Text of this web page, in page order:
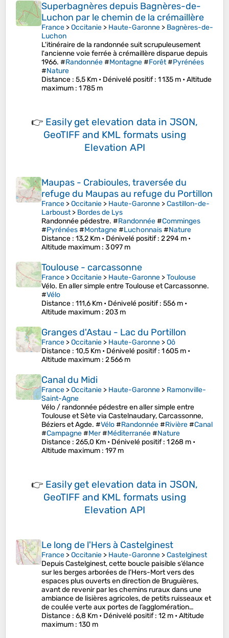
Superbagnères depuis Bagnères-de-
Luchon par le chemin de la crémaillère
France >Occitanie > Haute-Garonne > Bagnères-de-
Luchon
L'itinéraire de la randonnée suit scrupuleusement
l'ancienne voie ferrée à crémaillère disparue depuis
1966. #Randonnée#Montagne#Forêt#Pyrénées
#Nature
Distance : 5,5 Km • Dénivelé positif: 1 135 m •Altitude
maximum : 1 785 m
👉 Easily get elevation data in JSON,
GeoTIFF and KML formats using
Elevation API
Maupas - Crabioules, traversée du
refuge du Maupas au refuge du Portillon
France >Occitanie > Haute-Garonne >Castillon-de-
Larboust> Bordes de Lys
Randonnée pédestre. #Randonnée#Comminges
#Pyrénées#Montagne#Luchonnais#Nature
Distance : 13,2 Km • Dénivelé positif: 2 294 m •
Altitude maximum : 3 097 m
Toulouse - carcassonne
France >Occitanie > Haute-Garonne >Toulouse
Vélo. En aller simple entre Toulouse et Carcassonne.
#Vélo
Distance : 111,6 Km • Dénivelé positif: 556 m •
Altitude maximum : 203 m
Granges d'Astau - Lac du Portillon
France >Occitanie > Haute-Garonne >Oô
Distance : 10,5 Km • Dénivelé positif: 1 605 m •
Altitude maximum : 2 566 m
Canal du Midi
France >Occitanie > Haute-Garonne > Ramonville-
Saint-Agne
Vélo / randonnée pédestre en aller simple entre
Toulouse et Sète via Castelnaudary, Carcassonne,
Béziers et Agde. #Vélo#Randonnée#Rivière#Canal
#Campagne#Mer#Méditerranée#Nature
Distance : 265,0 Km • Dénivelé positif: 1 268 m •
Altitude maximum : 197 m
👉 Easily get elevation data in JSON,
GeoTIFF and KML formats using
Elevation API
Le long de l'Hers à Castelginest
France >Occitanie > Haute-Garonne >Castelginest
Depuis Castelginest, cette boucle paisible s’élance
sur les berges arborées de l’Hers-Mort vers des
espaces plus ouverts en direction de Bruguières,
avant de revenir par les chemins ruraux dans une
ambiance de lisières agricoles, de petits ruisseaux et
de coulée verte aux portes de l’agglomération…
Distance : 6,8 Km • Dénivelé positif: 12 m •Altitude
maximum : 130 m